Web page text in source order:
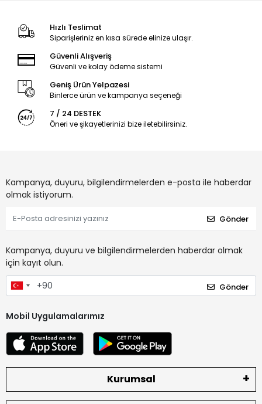
Hızlı Teslimat
Siparişleriniz en kısa sürede elinize ulaşır.
Güvenli Alışveriş
Güvenli ve kolay ödeme sistemi
Geniş Ürün Yelpazesi
Binlerce ürün ve kampanya seçeneği
7 / 24 DESTEK
Öneri ve şikayetlerinizi bize iletebilirsiniz.
Kampanya, duyuru, bilgilendirmelerden e-posta ile haberdar
olmak istiyorum.
Gönder
Kampanya, duyuru ve bilgilendirmelerden haberdar olmak
için kayıt olun.
Gönder
Mobil Uygulamalarımız
Kurumsal